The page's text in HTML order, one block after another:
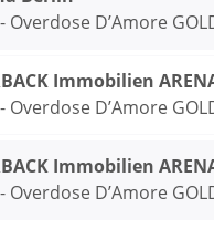
Overdose D’Amore
Immobilien
Overdose D’Amore
Immobilien
Overdose D’Amore